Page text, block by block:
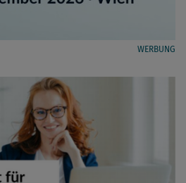
WERBUNG